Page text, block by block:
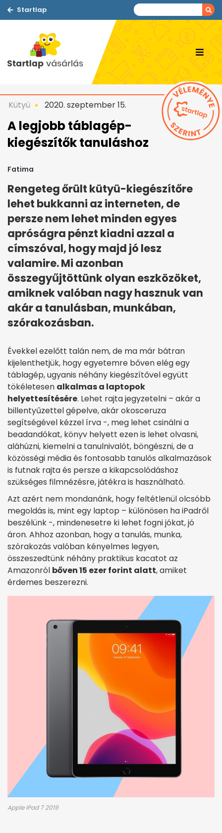
Startlap
Kütyü 2020. szeptember 15.
A legjobb táblagép-
kiegészítők tanuláshoz
Fatima
Rengeteg őrült kütyü-kiegészítőre
lehet bukkanni az interneten, de
persze nem lehet minden egyes
apróságra pénzt kiadni azzal a
címszóval, hogy majd jó lesz
valamire. Mi azonban
összegyűjtöttünk olyan eszközöket,
amiknek valóban nagy hasznuk van
akár a tanulásban, munkában,
szórakozásban.
Évekkel ezelőtt talán nem, de ma már bátran
kijelenthetjük, hogy egyetemre bőven elég egy
táblagép, ugyanis néhány kiegészítővel együtt
tökéletesen alkalmas a laptopok
helyettesítésére. Lehet rajta jegyzetelni – akár a
billentyűzettel gépelve, akár okosceruza
segítségével kézzel írva -, meg lehet csinálni a
beadandókat, könyv helyett ezen is lehet olvasni,
aláhúzni, kiemelni a tanulnivalót, böngészni, de a
közösségi média és fontosabb tanulós alkalmazások
is futnak rajta és persze a kikapcsolódáshoz
szükséges filmnézésre, játékra is használható.
Azt azért nem mondanánk, hogy feltétlenül olcsóbb
megoldás is, mint egy laptop – különösen ha iPadről
beszélünk -, mindenesetre ki lehet fogni jókat, jó
áron. Ahhoz azonban, hogy a tanulás, munka,
szórakozás valóban kényelmes legyen,
összeszedtünk néhány praktikus kacatot az
Amazonról bőven 15 ezer forint alatt, amiket
érdemes beszerezni.
Apple iPad 7 2019